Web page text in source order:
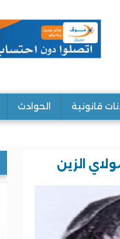
قانونية الحوادث
الزين